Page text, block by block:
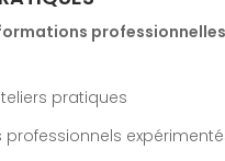
pratiques